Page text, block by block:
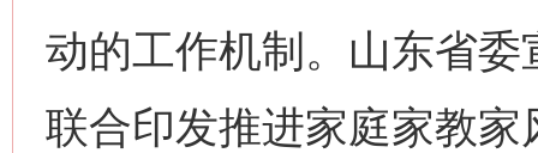
动的工作机制。山东省
联合印发推进家庭家教